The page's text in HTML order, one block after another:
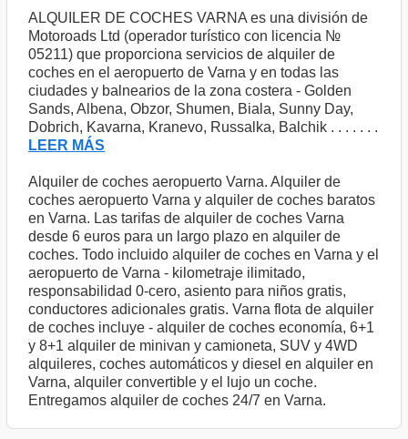
ALQUILER DE COCHES VARNA es una división de
Motoroads Ltd (operador turístico con licencia №
05211) que proporciona servicios de alquiler de
coches en el aeropuerto de Varna y en todas las
ciudades y balnearios de la zona costera - Golden
Sands, Albena, Obzor, Shumen, Biala, Sunny Day,
Dobrich, Kavarna, Kranevo, Russalka, Balchik . . . . . . .
LEER MÁS
Alquiler de coches aeropuerto Varna. Alquiler de
coches aeropuerto Varna y alquiler de coches baratos
en Varna. Las tarifas de alquiler de coches Varna
desde 6 euros para un largo plazo en alquiler de
coches. Todo incluido alquiler de coches en Varna y el
aeropuerto de Varna - kilometraje ilimitado,
responsabilidad 0-cero, asiento para niños gratis,
conductores adicionales gratis. Varna flota de alquiler
de coches incluye - alquiler de coches economía, 6+1
y 8+1 alquiler de minivan y camioneta, SUV y 4WD
alquileres, coches automáticos y diesel en alquiler en
Varna, alquiler convertible y el lujo un coche.
Entregamos alquiler de coches 24/7 en Varna.